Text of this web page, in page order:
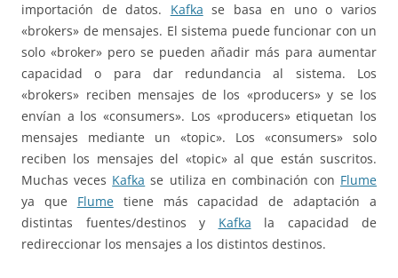
importación de datos. Kafka se basa en uno o varios
«brokers» de mensajes. El sistema puede funcionar con un
solo «broker» pero se pueden añadir más para aumentar
capacidad o para dar redundancia al sistema. Los
«brokers» reciben mensajes de los «producers» y se los
envían a los «consumers». Los «producers» etiquetan los
mensajes mediante un «topic». Los «consumers» solo
reciben los mensajes del «topic» al que están suscritos.
Muchas veces Kafka se utiliza en combinación con Flume
ya que Flumetiene más capacidad de adaptación a
distintas fuentes/destinos y Kafka la capacidad de
redireccionar los mensajes a los distintos destinos.